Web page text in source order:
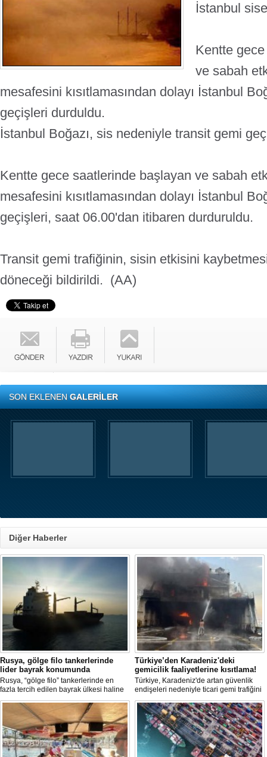
İstanbul
Kentte
ve sabah
mesafesini kısıtlamasından dolayı İstanbul
geçişleri durduldu.
İstanbul Boğazı, sis nedeniyle transit gemi
Kentte gece saatlerinde başlayan ve sabah
mesafesini kısıtlamasından dolayı İstanbul
geçişleri, saat 06.00'dan itibaren durduruldu.
Transit gemi trafiğinin, sisin etkisini
döneceği bildirildi. (AA)
SON EKLENENGALERİLER
Diğer Haberler
Rusya, gölge filo tankerlerinde
lider bayrak konumunda
Rusya, “gölge filo” tankerlerinde en
fazla tercih edilen bayrak ülkesi haline
geldi. Yaptırım baskısının artmasıyla
birlikte çok sayıda tanker Rus bayrağına
geçerken, bu durum küresel denizcilik
yaptırımlarının uygulanması açısından
yeni bir tablo ortaya koyuyor.
Türkiye’den Karadeniz'deki
gemicilik faaliyetlerine kısıtlama!
Türkiye, Karadeniz'de artan güvenlik
endişeleri nedeniyle ticari gemi trafiğini
kısıtlamaya başladı. Bu durum,
bölgedeki gıda güvenliğini tehdit ediyor.